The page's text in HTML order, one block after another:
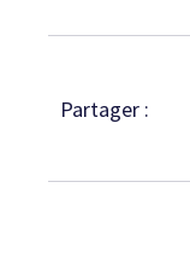
Partager :